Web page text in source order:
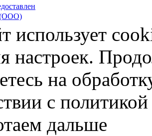
использует
настроек.
на
с
дальше